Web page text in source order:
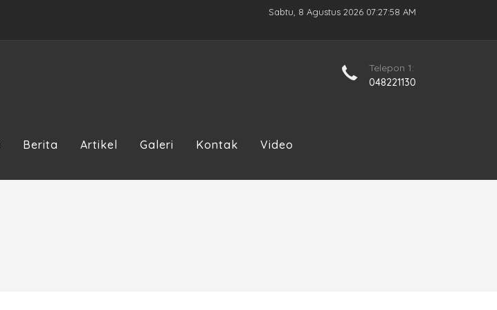
Sabtu, 8 Agustus 2026 07:27:59 AM
Telepon 1:
048221130
Berita Artikel Galeri Kontak Video